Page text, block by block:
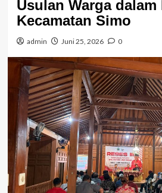
Usulan Warga dalam
Kecamatan Simo
admin Juni 25, 2026 0